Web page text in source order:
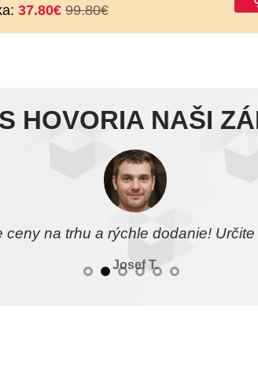
37.80€ 99.80€
HOVORIA NAŠI
ceny na trhu a rýchle dodanie! Určite
Josef T.